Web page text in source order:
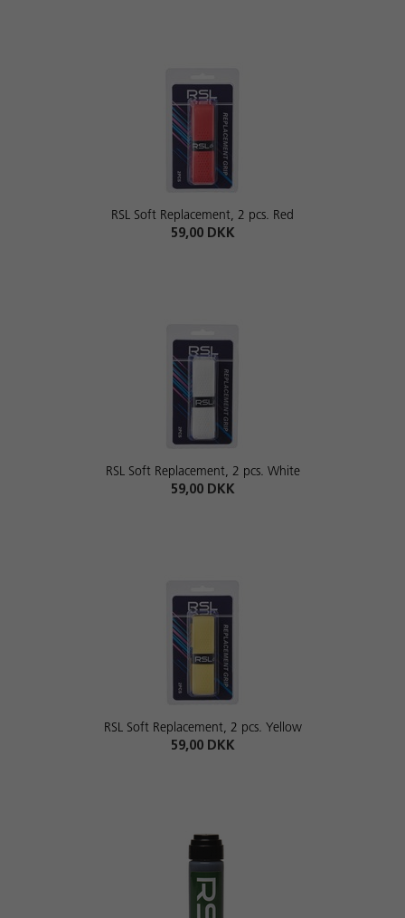
RSL Soft Replacement, 2 pcs. Red
59,00 DKK
RSL Soft Replacement, 2 pcs. White
59,00 DKK
RSL Soft Replacement, 2 pcs. Yellow
59,00 DKK